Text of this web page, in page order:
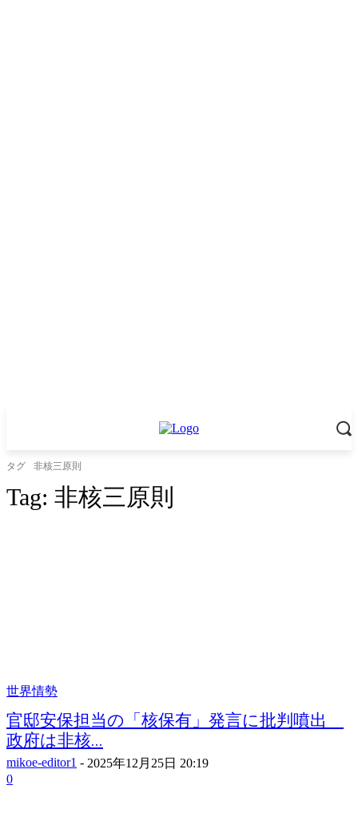
タグ 非核三原則
Tag: 非核三原則
世界情勢
官邸安保担当の「核保有」発言に批判噴出
政府は非核...
mikoe-editor1 - 2025年12月25日 20:19
0